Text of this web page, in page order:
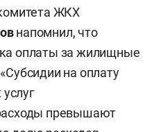
ЖКХ
напомнил, что
оплаты за жилищные
на оплату
превышают